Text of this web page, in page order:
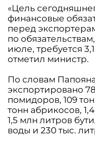
«Цель
финансовые
перед
по
июле, требуется
отметил министр.
По словам
экспортировано
помидоров, 109
тонн абрикосов,
1,5 млн литров
воды и 230 тыс.